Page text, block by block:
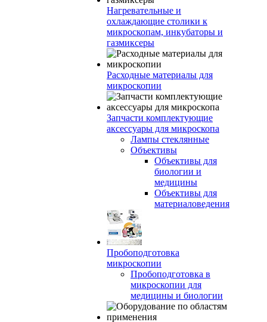
Нагревательные и
охлаждающие столики к
микроскопам, инкубаторы и
газмиксеры
Расходные материалы для
микроскопии
Запчасти комплектующие
аксессуары для микроскопа
Лампы стеклянные
Объективы
Объективы для
биологии и
медицины
Объективы для
материаловедения
Пробоподготовка
микроскопии
Пробоподготовка в
микроскопии для
медицины и биологии